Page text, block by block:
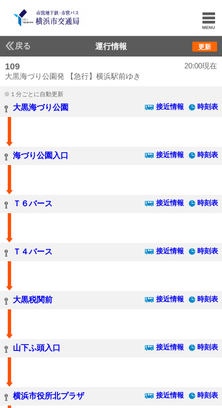
戻る 運行情報 更新
109
大黒海づり公園発 【急行】横浜駅前ゆき
20:00現在
※１分ごとに自動更新
大黒海づり公園 接近情報 時刻表
海づり公園入口 接近情報 時刻表
Ｔ６バース 接近情報 時刻表
Ｔ４バース 接近情報 時刻表
大黒税関前 接近情報 時刻表
山下ふ頭入口 接近情報 時刻表
横浜市役所北プラザ 接近情報 時刻表